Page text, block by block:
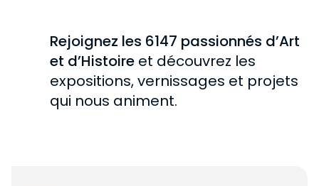
Rejoignez les 6147 passionnés d’Art
et d’Histoire et découvrez les
expositions, vernissages et projets
qui nous animent.